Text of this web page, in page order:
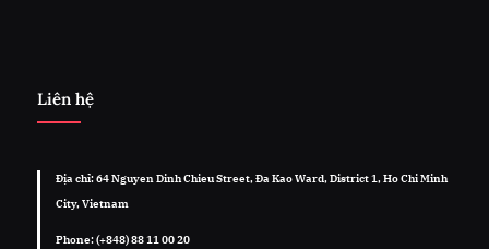
Liên hệ
Địa chỉ: 64 Nguyen Dinh Chieu Street, Đa Kao Ward, District 1, Ho Chi Minh
City, Vietnam
Phone: (+848) 88 11 00 20